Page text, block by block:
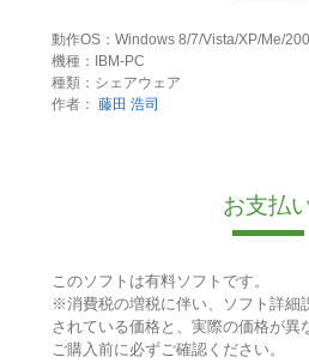
動作OS：Windows 8/7/Vista/XP/Me/
機種：IBM-PC
種類：シェアウェア
作者： 藤田 浩司
お支払
このソフトは有料ソフトです。
※消費税の増税に伴い、ソフト詳細
されている価格と、実際の価格が異
ご購入前に必ずご確認ください。